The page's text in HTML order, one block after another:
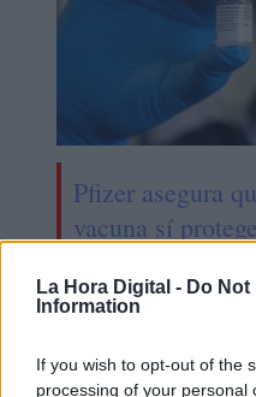
La Hora Digital - Do Not
Information
If you wish to opt-out of the
processing of your personal
Pfizer asegura
vacuna sí